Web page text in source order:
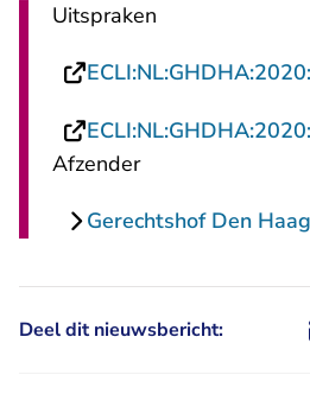
Uitspraken
Afzender
Gerechtshof Den Haag
Deel dit nieuwsbericht: Deel